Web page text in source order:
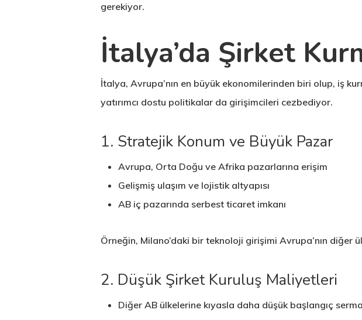
gerekiyor.
İtalya’da Şirket
İtalya, Avrupa’nın en büyük ekonomilerinden biri olup, iş
yatırımcı dostu politikalar da girişimcileri cezbediyor.
1. Stratejik Konum ve Büyük Pazar
Avrupa, Orta Doğu ve Afrika pazarlarına erişim
Gelişmiş ulaşım ve lojistik altyapısı
AB iç pazarında serbest ticaret imkanı
Örneğin, Milano’daki bir teknoloji girişimi Avrupa’nın
2. Düşük Şirket Kuruluş Maliyetleri
Diğer AB ülkelerine kıyasla daha düşük başlangıç